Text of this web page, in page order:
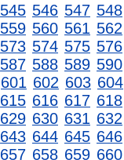
545 546 547 548
559 560 561 562
573 574 575 576
587 588 589 590
601 602 603 604
615 616 617 618
629 630 631 632
643 644 645 646
657 658 659 660